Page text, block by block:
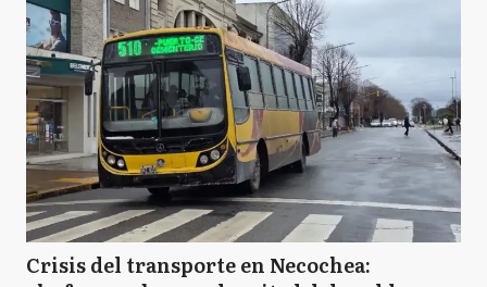
Crisis del transporte en Necochea: